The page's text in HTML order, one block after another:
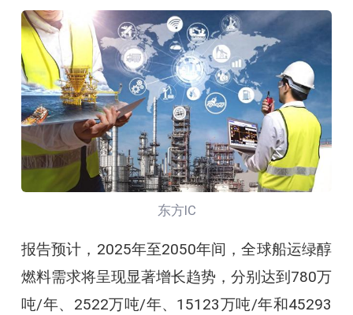
东方IC
报告预计，2025年至2050年间，全球船运绿醇
燃料需求将呈现显著增长趋势，分别达到780万
吨/年、2522万吨/年、15123万吨/年和45293